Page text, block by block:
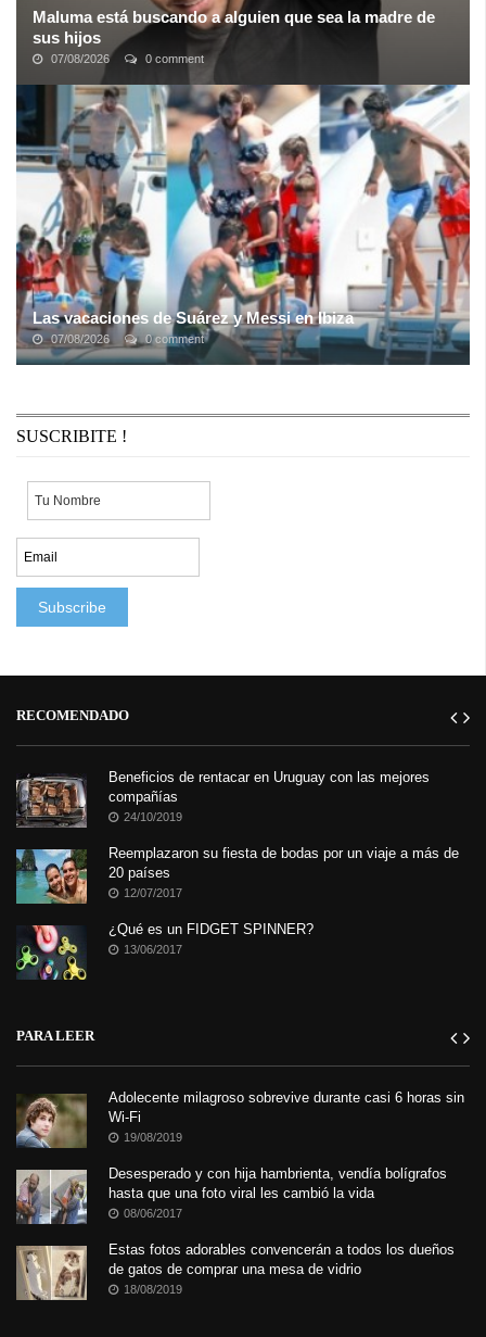
Maluma está buscando a alguien que sea la madre de
sus hijos
07/08/2026 0 comment
Maluma está buscando a alguien que sea la madre de sus hijos,
con esta noticia las fans femeninas estan todas mas que
enloquecidas
Las vacaciones de Suárez y Messi en Ibiza
07/08/2026 0 comment
Luis Suárez, Lionel Messi y Cesc Fàbregas no solo han sido
SUSCRIBITE !
RECOMENDADO
Beneficios de rentacar en Uruguay con las mejores
compañías
24/10/2019
Reemplazaron su fiesta de bodas por un viaje a más de
20 países
12/07/2017
¿Qué es un FIDGET SPINNER?
13/06/2017
PARA LEER
Adolecente milagroso sobrevive durante casi 6 horas sin
Wi-Fi
19/08/2019
Desesperado y con hija hambrienta, vendía bolígrafos
hasta que una foto viral les cambió la vida
08/06/2017
Estas fotos adorables convencerán a todos los dueños
de gatos de comprar una mesa de vidrio
18/08/2019